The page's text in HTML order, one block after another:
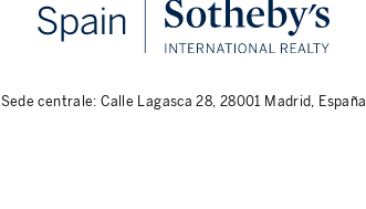
Sede centrale: Calle Lagasca 28, 28001 Madrid, España